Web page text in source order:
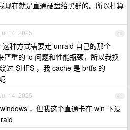
现在就是直通硬盘给黑群的。所以打算
40
14, 2025
这种方式需要走 unraid 自己的那个
严重的 io 问题和性能瓶颈，所以我换
过 SHFS ，我 cache 是 brtfs 的
41
14, 2025
，但我这个直通卡在 win 下没